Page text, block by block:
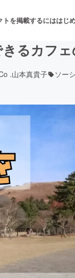
トを掲載するにははじ
開発
for Social Good
るカフ
.山本真貴子 ソー